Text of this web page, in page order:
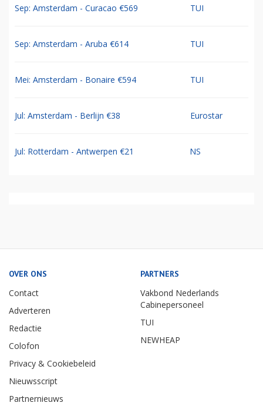
Sep: Amsterdam - Curacao €569 TUI
Sep: Amsterdam - Aruba €614 TUI
Mei: Amsterdam - Bonaire €594 TUI
Jul: Amsterdam - Berlijn €38 Eurostar
Jul: Rotterdam - Antwerpen €21 NS
OVER ONS
Contact
Adverteren
Redactie
Colofon
Privacy & Cookiebeleid
Nieuwsscript
Partnernieuws
PARTNERS
Vakbond Nederlands
Cabinepersoneel
TUI
NEWHEAP